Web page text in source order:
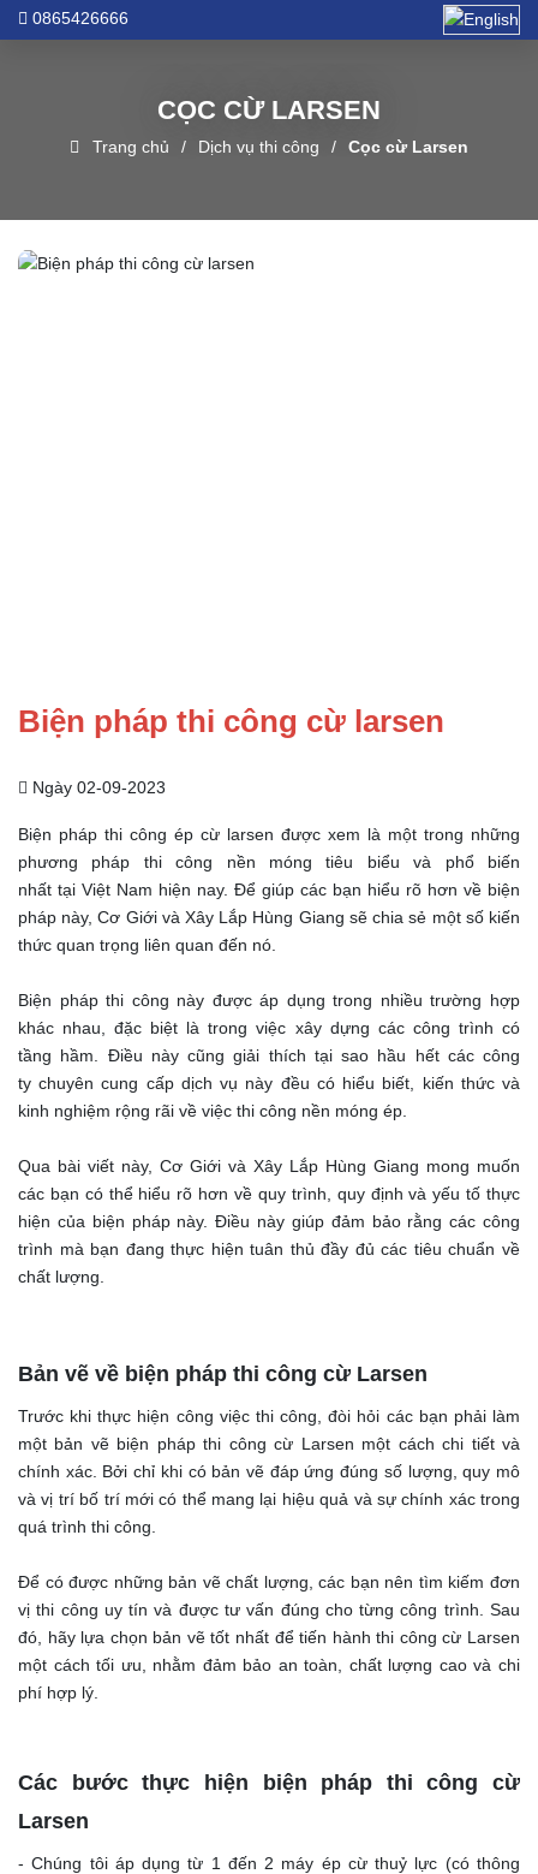
0865426666
CỌC CỪ LARSEN
Trang chủ Dịch vụ thi công Cọc cừ Larsen
Biện pháp thi công cừ larsen
Ngày 02-09-2023
Biện pháp thi công ép cừ larsen được xem là một trong những
phương pháp thi công nền móng tiêu biểu và phổ biến
nhất tại Việt Nam hiện nay. Để giúp các bạn hiểu rõ hơn về biện
pháp này, Cơ Giới và Xây Lắp Hùng Giang sẽ chia sẻ một số kiến
thức quan trọng liên quan đến nó.
Biện pháp thi công này được áp dụng trong nhiều trường hợp
khác nhau, đặc biệt là trong việc xây dựng các công trình có
tầng hầm. Điều này cũng giải thích tại sao hầu hết các công
ty chuyên cung cấp dịch vụ này đều có hiểu biết, kiến thức và
kinh nghiệm rộng rãi về việc thi công nền móng ép.
Qua bài viết này, Cơ Giới và Xây Lắp Hùng Giang mong muốn
các bạn có thể hiểu rõ hơn về quy trình, quy định và yếu tố thực
hiện của biện pháp này. Điều này giúp đảm bảo rằng các công
trình mà bạn đang thực hiện tuân thủ đầy đủ các tiêu chuẩn về
chất lượng.
Bản vẽ về biện pháp thi công cừ Larsen
Trước khi thực hiện công việc thi công, đòi hỏi các bạn phải làm
một bản vẽ biện pháp thi công cừ Larsen một cách chi tiết và
chính xác. Bởi chỉ khi có bản vẽ đáp ứng đúng số lượng, quy mô
và vị trí bố trí mới có thể mang lại hiệu quả và sự chính xác trong
quá trình thi công.
Để có được những bản vẽ chất lượng, các bạn nên tìm kiếm đơn
vị thi công uy tín và được tư vấn đúng cho từng công trình. Sau
đó, hãy lựa chọn bản vẽ tốt nhất để tiến hành thi công cừ Larsen
một cách tối ưu, nhằm đảm bảo an toàn, chất lượng cao và chi
phí hợp lý.
Các bước thực hiện biện pháp thi công cừ
Larsen
- Chúng tôi áp dụng từ 1 đến 2 máy ép cừ thuỷ lực (có thông